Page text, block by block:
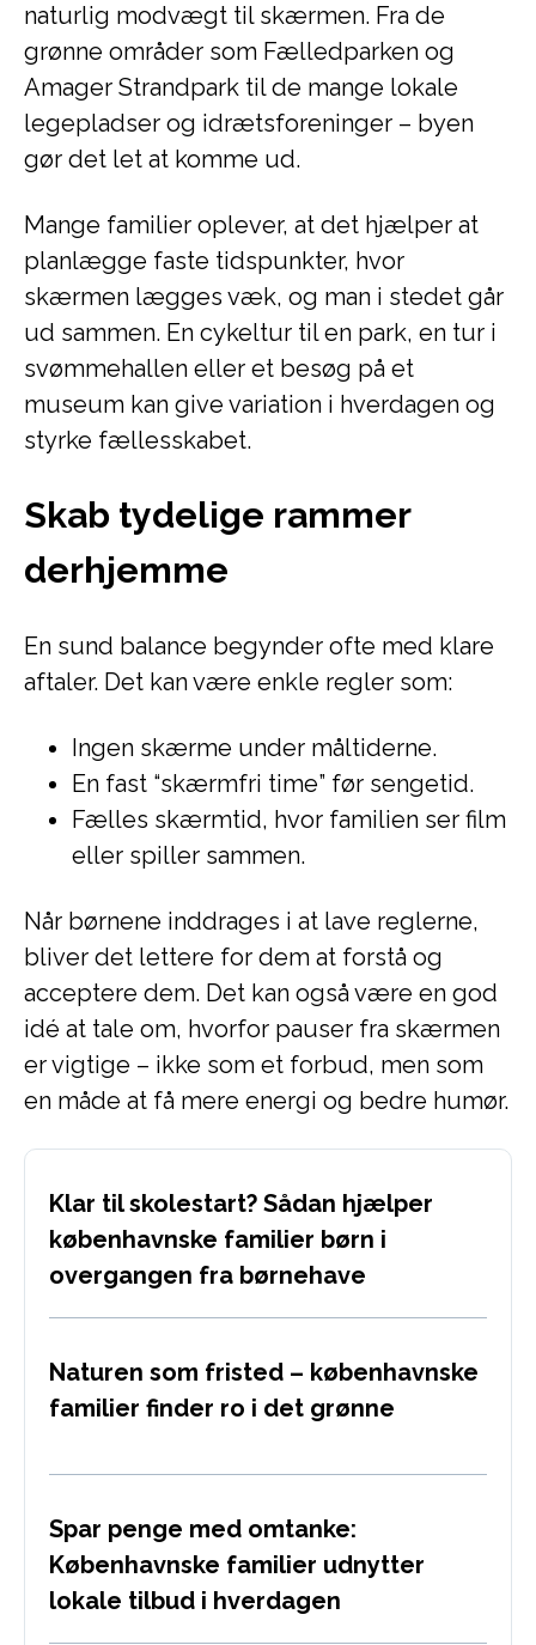
naturlig modvægt til skærmen. Fra de
grønne områder som Fælledparken og
Amager Strandpark til de mange lokale
legepladser og idrætsforeninger – byen
gør det let at komme ud.
Mange familier oplever, at det hjælper at
planlægge faste tidspunkter, hvor
skærmen lægges væk, og man i stedet går
ud sammen. En cykeltur til en park, en tur i
svømmehallen eller et besøg på et
museum kan give variation i hverdagen og
styrke fællesskabet.
Skab tydelige rammer
derhjemme
En sund balance begynder ofte med klare
aftaler. Det kan være enkle regler som:
Ingen skærme under måltiderne.
En fast “skærmfri time” før sengetid.
Fælles skærmtid, hvor familien ser film
eller spiller sammen.
Når børnene inddrages i at lave reglerne,
bliver det lettere for dem at forstå og
acceptere dem. Det kan også være en god
idé at tale om, hvorfor pauser fra skærmen
er vigtige – ikke som et forbud, men som
en måde at få mere energi og bedre humør.
Klar til skolestart? Sådan hjælper
københavnske familier børn i
overgangen fra børnehave
Naturen som fristed – københavnske
familier finder ro i det grønne
Spar penge med omtanke:
Københavnske familier udnytter
lokale tilbud i hverdagen